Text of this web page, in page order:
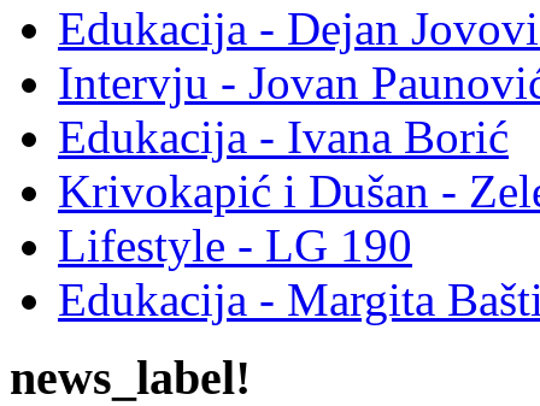
Edukacija - Dejan
Intervju - Jovan
Edukacija - Ivana Borić
Krivokapić i Dušan -
Lifestyle - LG 190
Edukacija - Margita
news_label!